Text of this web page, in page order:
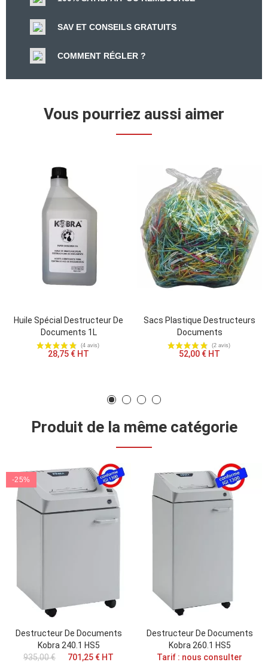
SAV ET CONSEILS GRATUITS
COMMENT RÉGLER ?
Vous pourriez aussi aimer
Huile Spécial Destructeur De
Documents 1L
28,75 € HT
Sacs Plastique Destructeurs
Documents
52,00 € HT
Produit de la même catégorie
-25%
Destructeur De Documents
Kobra 240.1 HS5
935,00 €
701,25 € HT
Destructeur De Documents
Kobra 260.1 HS5
Tarif : nous consulter